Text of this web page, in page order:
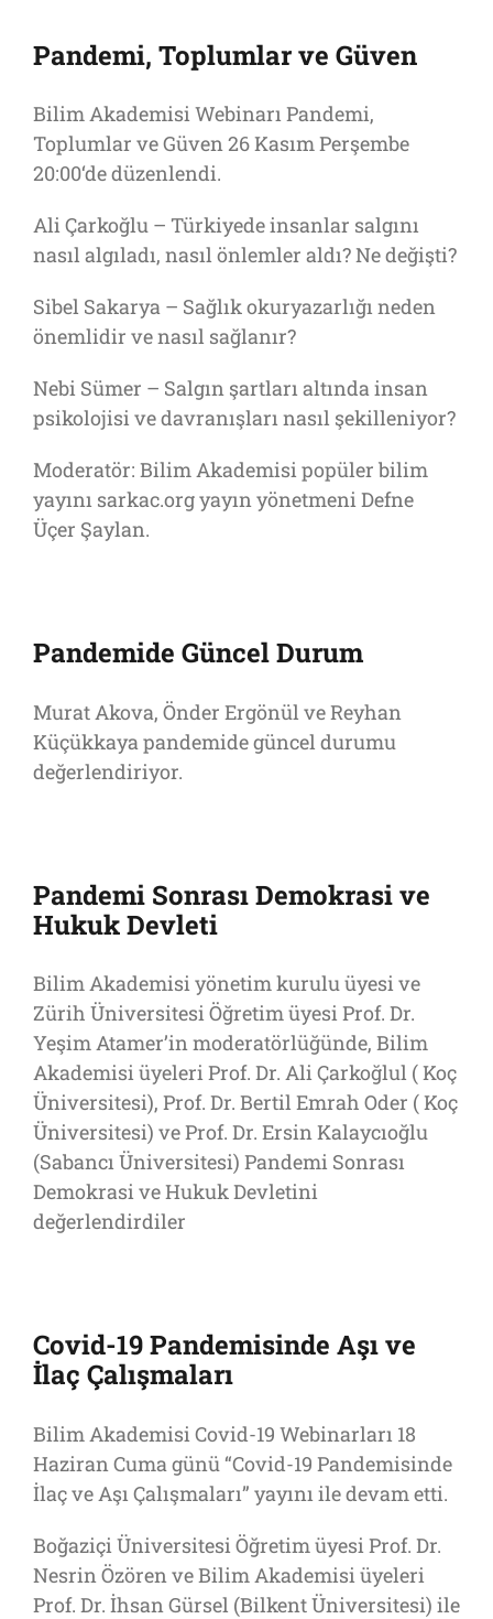
Pandemi, Toplumlar ve Güven
Bilim Akademisi Webinarı Pandemi,
Toplumlar ve Güven 26 Kasım Perşembe
20:00‘de düzenlendi.
Ali Çarkoğlu – Türkiyede insanlar salgını
nasıl algıladı, nasıl önlemler aldı? Ne değişti?
Sibel Sakarya – Sağlık okuryazarlığı neden
önemlidir ve nasıl sağlanır?
Nebi Sümer – Salgın şartları altında insan
psikolojisi ve davranışları nasıl şekilleniyor?
Moderatör: Bilim Akademisi popüler bilim
yayını sarkac.org yayın yönetmeni Defne
Üçer Şaylan.
Pandemide Güncel Durum
Murat Akova, Önder Ergönül ve Reyhan
Küçükkaya pandemide güncel durumu
değerlendiriyor.
Pandemi Sonrası Demokrasi ve
Hukuk Devleti
Bilim Akademisi yönetim kurulu üyesi ve
Zürih Üniversitesi Öğretim üyesi Prof. Dr.
Yeşim Atamer’in moderatörlüğünde, Bilim
Akademisi üyeleri Prof. Dr. Ali Çarkoğlul ( Koç
Üniversitesi), Prof. Dr. Bertil Emrah Oder ( Koç
Üniversitesi) ve Prof. Dr. Ersin Kalaycıoğlu
(Sabancı Üniversitesi) Pandemi Sonrası
Demokrasi ve Hukuk Devletini
değerlendirdiler
Covid-19 Pandemisinde Aşı ve
İlaç Çalışmaları
Bilim Akademisi Covid-19 Webinarları 18
Haziran Cuma günü “Covid-19 Pandemisinde
İlaç ve Aşı Çalışmaları” yayını ile devam etti.
Boğaziçi Üniversitesi Öğretim üyesi Prof. Dr.
Nesrin Özören ve Bilim Akademisi üyeleri
Prof. Dr. İhsan Gürsel (Bilkent Üniversitesi) ile